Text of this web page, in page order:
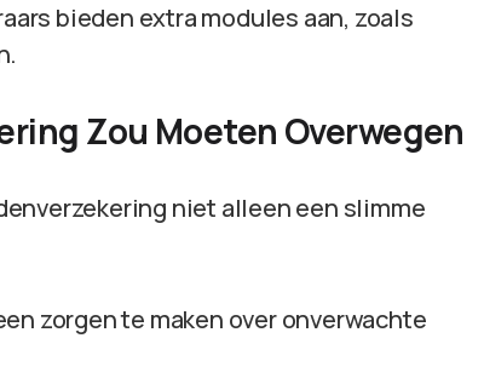
bieden extra modules aan, zoals
Zou Moeten Overwegen
niet alleen een slimme
zorgen te maken over onverwachte